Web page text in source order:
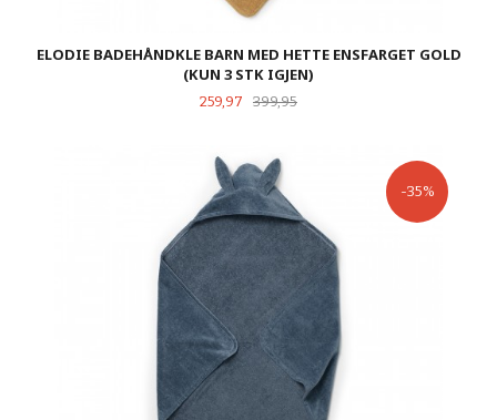
ELODIE BADEHÅNDKLE BARN MED HETTE ENSFARGET GOLD
(KUN 3 STK IGJEN)
Tilbud
259,97 399,95Rabatt
-35%